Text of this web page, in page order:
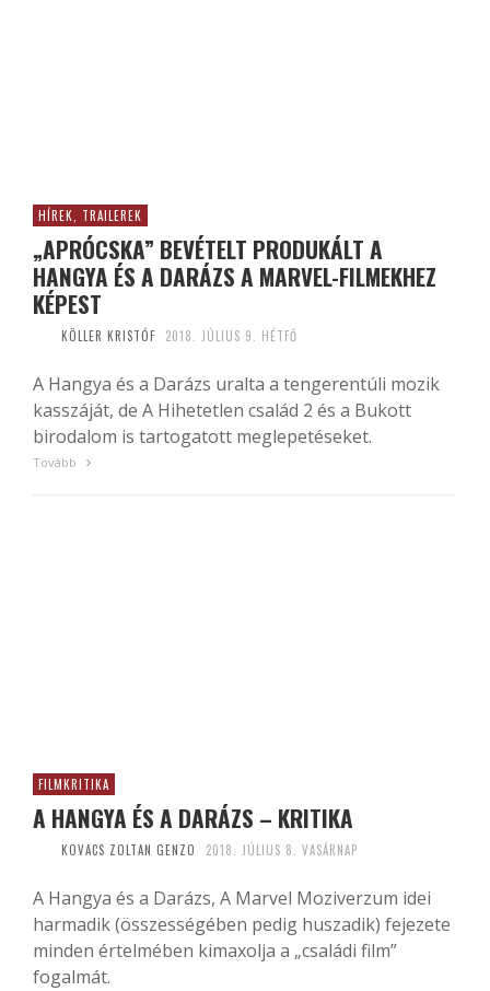
HÍREK, TRAILEREK
„APRÓCSKA” BEVÉTELT PRODUKÁLT A
HANGYA ÉS A DARÁZS A MARVEL-FILMEKHEZ
KÉPEST
KÖLLER KRISTÓF 2018. JÚLIUS 9. HÉTFŐ
A Hangya és a Darázs uralta a tengerentúli mozik
kasszáját, de A Hihetetlen család 2 és a Bukott
birodalom is tartogatott meglepetéseket.
Tovább
FILMKRITIKA
A HANGYA ÉS A DARÁZS – KRITIKA
KOVACS ZOLTAN GENZO 2018. JÚLIUS 8. VASÁRNAP
A Hangya és a Darázs, A Marvel Moziverzum idei
harmadik (összességében pedig huszadik) fejezete
minden értelmében kimaxolja a „családi film”
fogalmát.